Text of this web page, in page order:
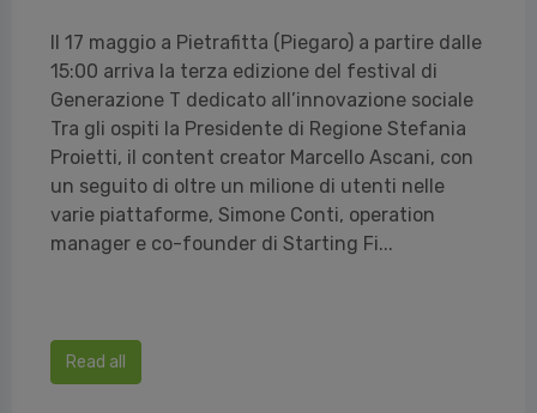
Il 17 maggio a Pietrafitta (Piegaro) a partire dalle
15:00 arriva la terza edizione del festival di
Generazione T dedicato all’innovazione sociale
Tra gli ospiti la Presidente di Regione Stefania
Proietti, il content creator Marcello Ascani, con
un seguito di oltre un milione di utenti nelle
varie piattaforme, Simone Conti, operation
manager e co-founder di Starting Fi...
Read all